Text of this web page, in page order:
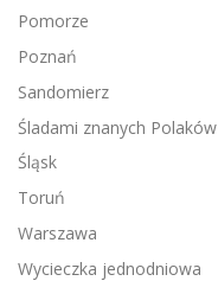
Pomorze
Poznań
Sandomierz
Śladami znanych Polaków
Śląsk
Toruń
Warszawa
Wycieczka jednodniowa